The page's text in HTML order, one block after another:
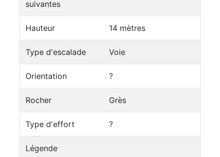
suivantes
Hauteur 14 mètres
Type d'escalade Voie
Orientation ?
Rocher Grès
Type d'effort ?
Légende